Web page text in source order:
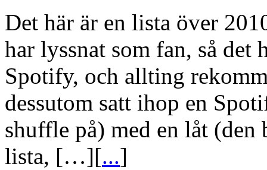
Det här är en lista över
har lyssnat som fan, så det
Spotify, och allting
dessutom satt ihop en
shuffle på) med en låt
lista, […][...]